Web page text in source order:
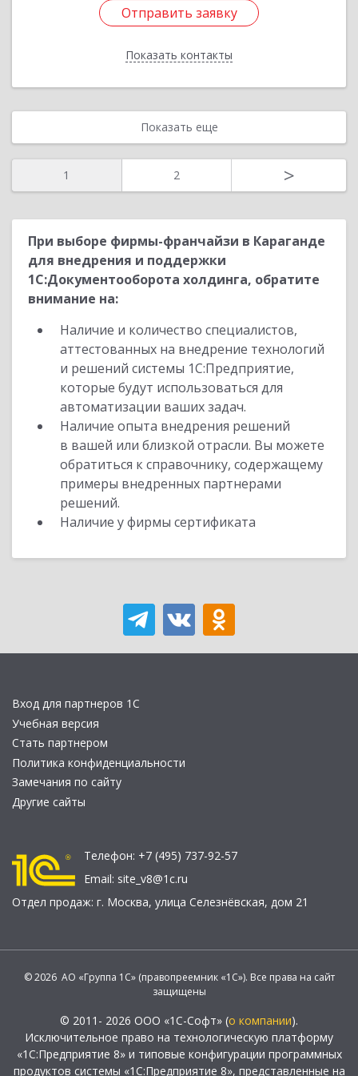
Отправить заявку
Показать контакты
Отправить заявку
Назад
Показать еще
1 2 >
При выборе фирмы-франчайзи в Караганде
для внедрения и поддержки
1С:Документооборота холдинга, обратите
внимание на:
Наличие и количество специалистов,
аттестованных на внедрение технологий
и решений системы 1С:Предприятие,
которые будут использоваться для
автоматизации ваших задач.
Наличие опыта внедрения решений
в вашей или близкой отрасли. Вы можете
обратиться к справочнику, содержащему
примеры внедренных партнерами
решений.
Наличие у фирмы сертификата
Вход для партнеров 1С
Учебная версия
Стать партнером
Политика конфиденциальности
Замечания по сайту
Другие сайты
Телефон: +7 (495) 737-92-57
Email: site_v8@1c.ru
Отдел продаж: г. Москва, улица Селезнёвская, дом 21
© 2026 АО «Группа 1С» (правопреемник «1С»). Все права на сайт
защищены
© 2011- 2026 ООО «1С-Софт» (о компании).
Исключительное право на технологическую платформу
«1С:Предприятие 8» и типовые конфигурации программных
продуктов системы «1С:Предприятие 8», представленные на